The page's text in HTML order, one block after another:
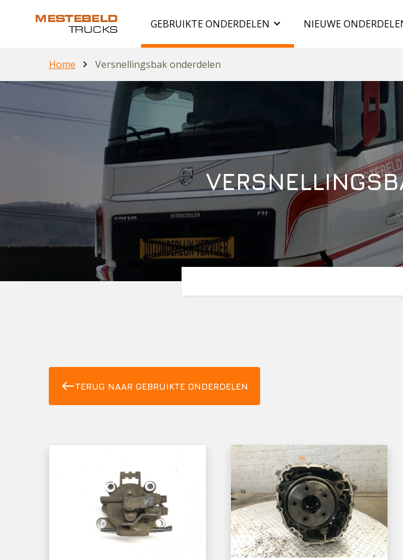
GEBRUIKTE ONDERDELEN NIEUWE
Home Versnellingsbak onderdelen
westTERUG NAAR GEBRUIKTE ONDERDELEN